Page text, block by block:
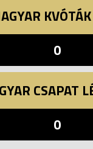
0
CSAPAT
0